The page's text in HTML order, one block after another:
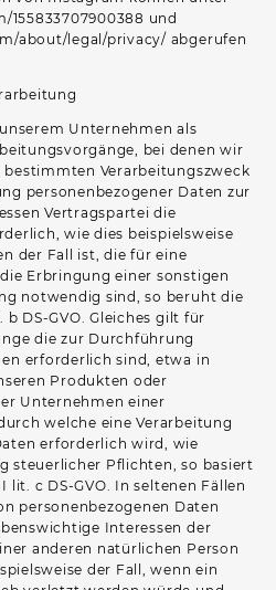
und
about/legal/privacy/ abgerufen
Unternehmen als
bei denen wir
Verarbeitungszweck
personenbezogener Daten zur
Vertragspartei die
wie dies beispielsweise
der Fall ist, die für eine
Erbringung einer sonstigen
notwendig sind, so beruht die
DS-GVO. Gleiches gilt für
die zur Durchführung
erforderlich sind, etwa in
Produkten oder
Unternehmen einer
welche eine Verarbeitung
erforderlich wird, wie
steuerlicher Pflichten, so basiert
lit. c DS-GVO. In seltenen Fällen
personenbezogenen Daten
Interessen der
anderen natürlichen Person
der Fall, wenn ein